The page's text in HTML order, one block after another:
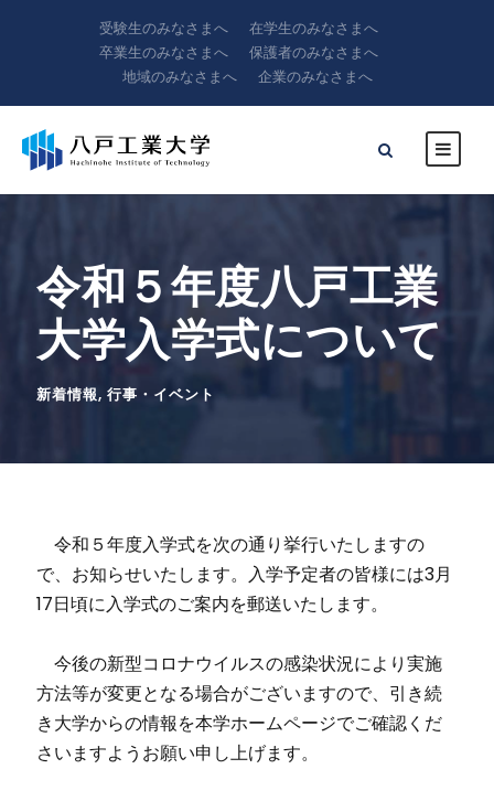
受験生のみなさまへ
在学生のみなさまへ
卒業生のみなさまへ
保護者のみなさまへ
地域のみなさまへ
企業のみなさまへ
令和５年度八戸工業
大学入学式について
新着情報, 行事・イベント
令和５年度入学式を次の通り挙行いたしますの
で、お知らせいたします。入学予定者の皆様には3月
17日頃に入学式のご案内を郵送いたします。
今後の新型コロナウイルスの感染状況により実施
方法等が変更となる場合がございますので、引き続
き大学からの情報を本学ホームページでご確認くだ
さいますようお願い申し上げます。